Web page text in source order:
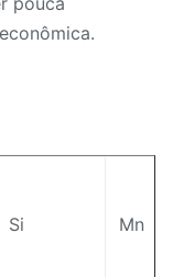
Si Mn